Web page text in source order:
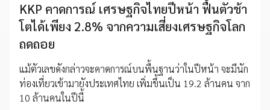
KKP คาดการณ์ เศรษฐกิจไทยปีหน้า ฟื้นตัวช้า
โตได้เพียง 2.8% จากความเสี่ยงเศรษฐกิจโลก
ถดถอย
แม้ตัวเลขดังกล่าวจะคาดการณ์บนพื้นฐานว่าในปีหน้า จะมีนัก
ท่องเที่ยวเข้ามายังประเทศไทย เพิ่มขึ้นเป็น 19.2 ล้านคน จาก
10 ล้านคนในปีนี้